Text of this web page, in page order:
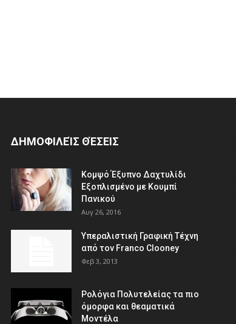
ΔΗΜΟΦΙΛΕΊΣ ΘΈΣΕΙΣ
Κομψό Έξυπνο Δαχτυλίδι
Εξοπλισμένο με Κουμπί
Πανικού
Αυγ 26, 2016
Υπεραλιστική Γραφική Τέχνη
από τον Franco Clooney
Φεβ 3, 2013
Ρολόγια Πολυτελείας τα πιο
όμορφα και θεαματικά
Μοντέλα